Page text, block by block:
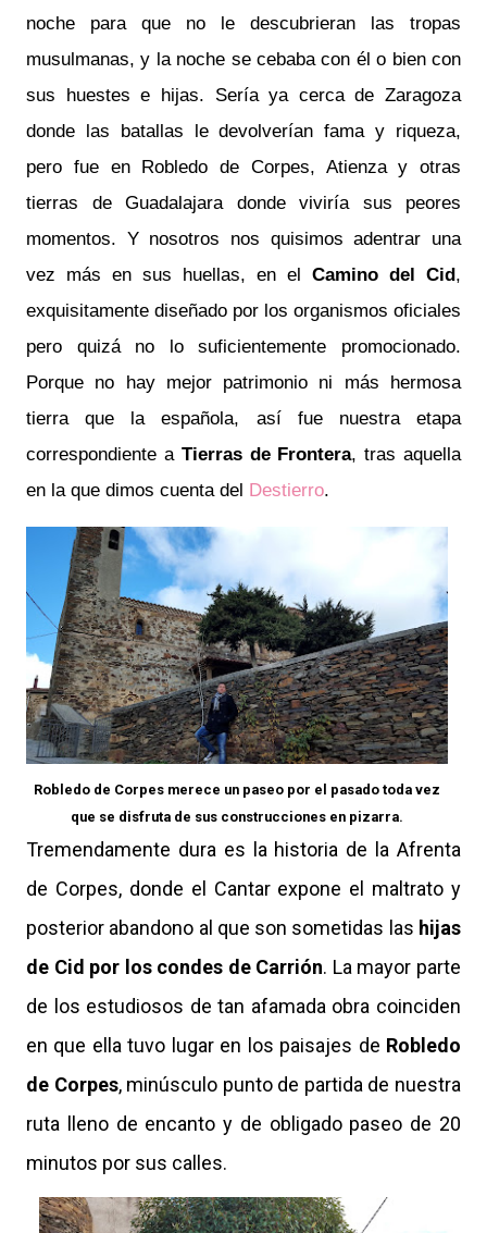
noche para que no le descubrieran las tropas
musulmanas, y la noche se cebaba con él o bien con
sus huestes e hijas. Sería ya cerca de Zaragoza
donde las batallas le devolverían fama y riqueza,
pero fue en Robledo de Corpes, Atienza y otras
tierras de Guadalajara donde viviría sus peores
momentos. Y nosotros nos quisimos adentrar una
vez más en sus huellas, en el Camino del Cid ,
exquisitamente diseñado por los organismos oficiales
pero quizá no lo suficientemente promocionado.
Porque no hay mejor patrimonio ni más hermosa
tierra que la española, así fue nuestra etapa
correspondiente a Tierras de Frontera, tras aquella
en la que dimos cuenta del
Destierro.
Robledo de Corpes merece un paseo por el pasado toda vez
que se disfruta de sus construcciones en pizarra.
Tremendamente dura es la historia de la Afrenta
de Corpes, donde el Cantar expone el maltrato y
posterior abandono al que son sometidas las hijas
de Cid por los condes de Carrión. La mayor parte
de los estudiosos de tan afamada obra coinciden
en que ella tuvo lugar en los paisajes de Robledo
de Corpes, minúsculo punto de partida de nuestra
ruta lleno de encanto y de obligado paseo de 20
minutos por sus calles.